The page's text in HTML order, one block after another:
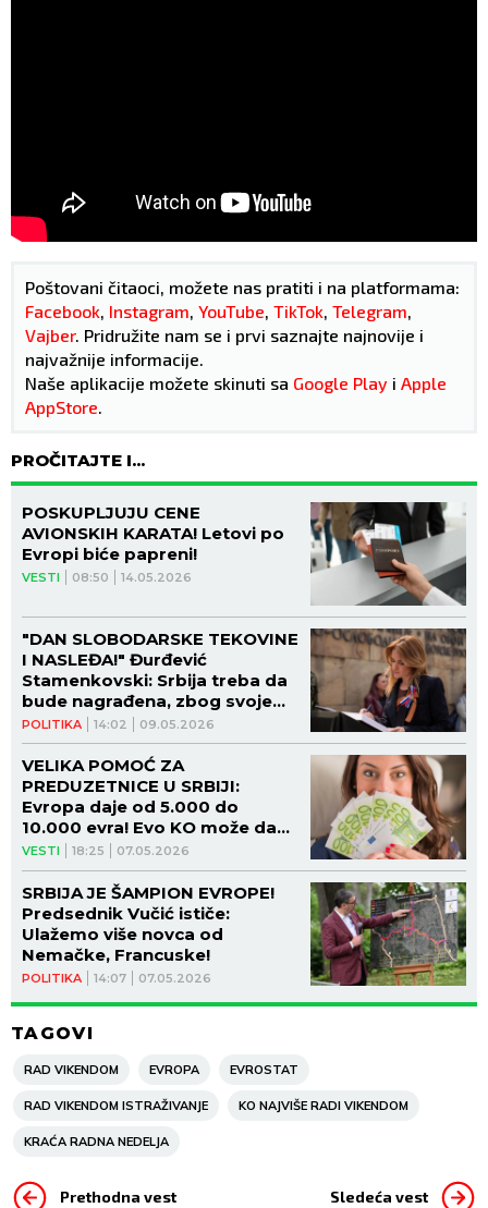
Poštovani čitaoci, možete nas pratiti i na platformama:
Facebook, Instagram, YouTube, TikTok, Telegram,
Vajber. Pridružite nam se i prvi saznajte najnovije i
najvažnije informacije.
Naše aplikacije možete skinuti sa Google Play i Apple
AppStore.
PROČITAJTE I...
VESTI 08:50 14.05.2026
POSKUPLJUJU CENE
AVIONSKIH KARATA! Letovi po
Evropi biće papreni!
POLITIKA 14:02 09.05.2026
"DAN SLOBODARSKE TEKOVINE
I NASLEĐA!" Đurđević
Stamenkovski: Srbija treba da
bude nagrađena, zbog svoje
istorijske uloge u borbi protiv
fašizma
VESTI 18:25 07.05.2026
VELIKA POMOĆ ZA
PREDUZETNICE U SRBIJI:
Evropa daje od 5.000 do
10.000 evra! Evo KO može da
se prijavi i do kada je rok
POLITIKA 14:07 07.05.2026
SRBIJA JE ŠAMPION EVROPE!
Predsednik Vučić ističe:
Ulažemo više novca od
Nemačke, Francuske!
TAGOVI
RAD VIKENDOM EVROPA EVROSTAT
RAD VIKENDOM ISTRAŽIVANJE KO NAJVIŠE RADI VIKENDOM
KRAĆA RADNA NEDELJA
Prethodna vest Sledeća vest